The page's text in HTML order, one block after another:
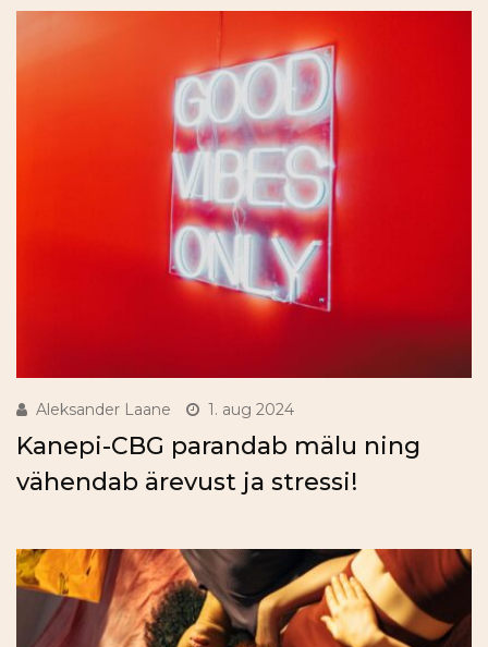
Aleksander Laane 1. aug 2024
Kanepi-CBG parandab mälu ning
vähendab ärevust ja stressi!